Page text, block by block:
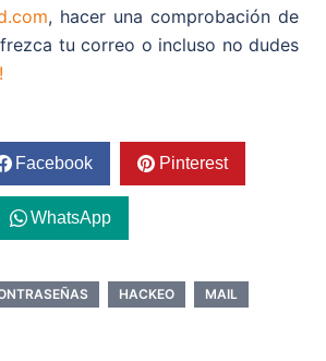
, hacer una comprobación de
tu correo o incluso no dudes
Facebook Pinterest
WhatsApp
HACKEO
MAIL